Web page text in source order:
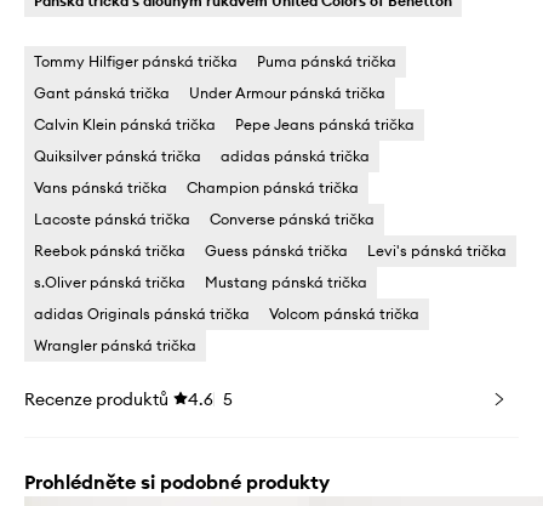
Tommy Hilfiger pánská trička
Puma pánská trička
Gant pánská trička
Under Armour pánská trička
Calvin Klein pánská trička
Pepe Jeans pánská trička
Quiksilver pánská trička
adidas pánská trička
Vans pánská trička
Champion pánská trička
Lacoste pánská trička
Converse pánská trička
Reebok pánská trička
Guess pánská trička
Levi's pánská trička
s.Oliver pánská trička
Mustang pánská trička
adidas Originals pánská trička
Volcom pánská trička
Wrangler pánská trička
Recenze produktů 4.6 5
Prohlédněte si podobné produkty